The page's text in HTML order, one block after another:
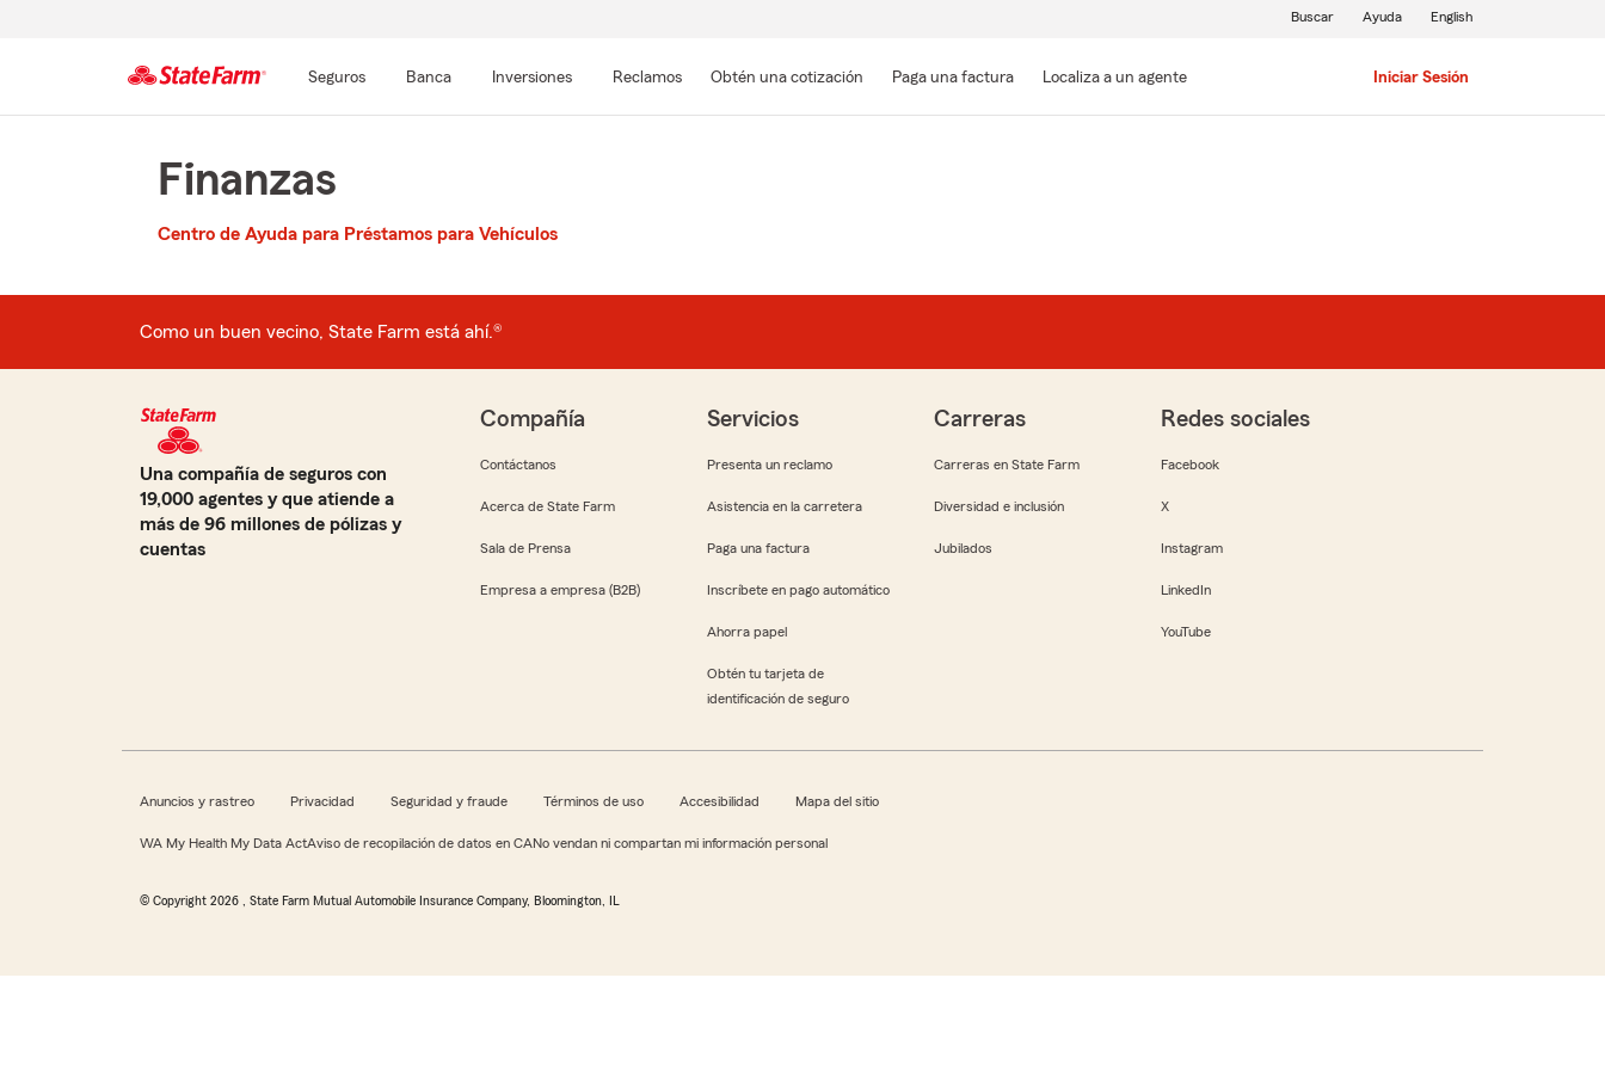
contenido
Seguros Banca Inversiones Reclamos Obtén una cotización Paga una factura Localiza a un agente Iniciar Sesión
Buscar Ayuda English
Finanzas
Centro de Ayuda para Préstamos para Vehículos
Como un buen vecino, State Farm está ahí.®
Una compañía de seguros con
19,000 agentes y que atiende a
más de 96 millones de pólizas y
cuentas
Compañía
Contáctanos
Acerca de State Farm
Sala de Prensa
Empresa a empresa (B2B)
Servicios
Presenta un reclamo
Asistencia en la carretera
Paga una factura
Inscríbete en pago automático
Ahorra papel
Obtén tu tarjeta de
identificación de seguro
Carreras
Carreras en State Farm
Diversidad e inclusión
Jubilados
Redes sociales
Facebook
X
Instagram
LinkedIn
YouTube
Anuncios y rastreo Privacidad Seguridad y fraude Términos de uso Accesibilidad Mapa del sitio
WA My Health My Data ActAviso de recopilación de datos en CANo vendan ni compartan mi información personal
© Copyright 2026 , State Farm Mutual Automobile Insurance Company, Bloomington, IL